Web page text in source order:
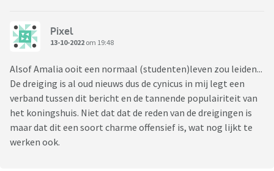
Pixel
13-10-2022 om 19:48
Alsof Amalia ooit een normaal (studenten)leven zou leiden...
De dreiging is al oud nieuws dus de cynicus in mij legt een
verband tussen dit bericht en de tannende populairiteit van
het koningshuis. Niet dat dat de reden van de dreigingen is
maar dat dit een soort charme offensief is, wat nog lijkt te
werken ook.